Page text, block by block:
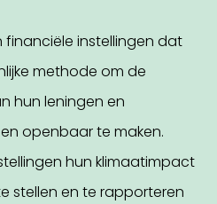
financiële instellingen dat
methode om de
hun leningen en
openbaar te maken.
hun klimaatimpact
stellen en te rapporteren